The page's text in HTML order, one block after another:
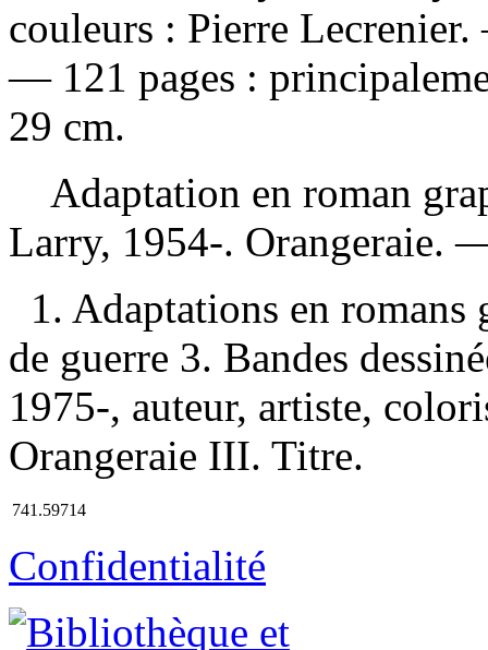
couleurs : Pierre
— 121 pages :
29 cm.
Adaptation en roman
Larry, 1954-. Orangeraie.
1. Adaptations en romans
de guerre 3. Bandes
1975-, auteur, artiste,
Orangeraie III. Titre.
741.59714
Confidentialité